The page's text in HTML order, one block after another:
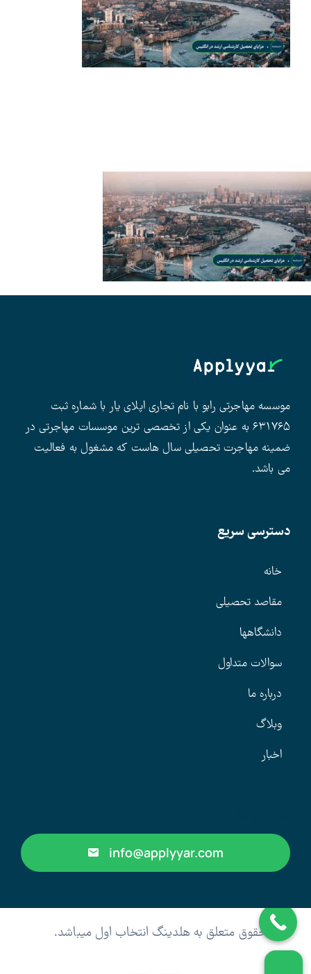
موسسه مهاجرتی رابو با نام تجاری اپلای یار با شماره ثبت
۶۳۱۷۶۵ به عنوان یکی از تخصصی ترین موسسات مهاجرتی در
ضمینه مهاجرت تحصیلی سال هاست که مشغول به فعالیت
می باشد.
دسترسی سریع
خانه
مقاصد تحصیلی
دانشگاهها
سوالات متداول
درباره ما
وبلاگ
اخبار
info@applyyar.com
کلیه حقوق متعلق به هلدینگ انتخاب اول میباشد.